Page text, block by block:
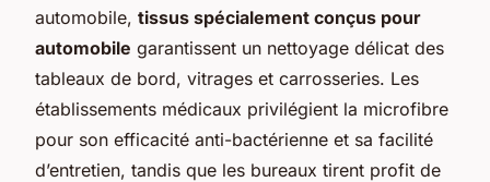
automobile, tissus spécialement conçus pour
automobile garantissent un nettoyage délicat des
tableaux de bord, vitrages et carrosseries. Les
établissements médicaux privilégient la microfibre
pour son efficacité anti-bactérienne et sa facilité
d’entretien, tandis que les bureaux tirent profit de